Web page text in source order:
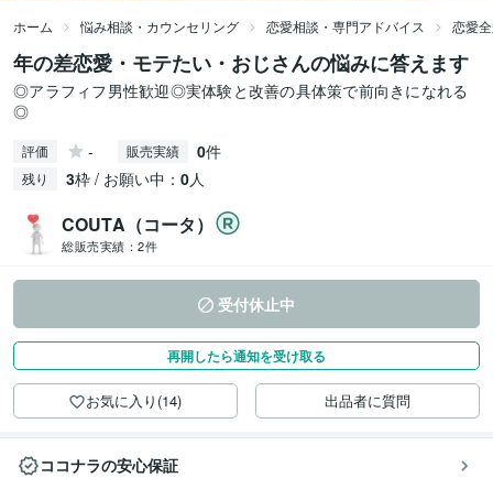
ホーム 悩み相談・カウンセリング 恋愛相談・専門アドバイス 恋愛
年の差恋愛・モテたい・おじさんの悩みに答えます
◎アラフィフ男性歓迎◎実体験と改善の具体策で前向きになれる
◎
評価 - 販売実績 0件
残り 3枠 / お願い中： 0人
COUTA（コータ）
総販売実績： 2件
受付休止中
再開したら通知を受け取る
お気に入り(14) 出品者に質問
ココナラの安心保証